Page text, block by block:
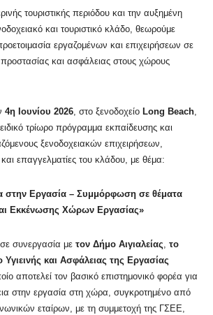
τουριστικής περιόδου και την αυξημένη
και τουριστικό κλάδο, θεωρούμε
εργαζομένων και επιχειρήσεων σε
και ασφάλειας στους χώρους
4η Ιουνίου 2026, στο ξενοδοχείο Long Beach,
τρίωρο πρόγραμμα εκπαίδευσης και
ξενοδοχειακών επιχειρήσεων,
επαγγελματίες του κλάδου, με θέμα:
στην Εργασία – Συμμόρφωση σε θέματα
Εκκένωσης Χώρων Εργασίας»
συνεργασία με τον Δήμο Αιγιαλείας, το
Υγιεινής και Ασφάλειας της Εργασίας
αποτελεί τον βασικό επιστημονικό φορέα για
στην εργασία στη χώρα, συγκροτημένο από
εταίρων, με τη συμμετοχή της ΓΣΕΕ,